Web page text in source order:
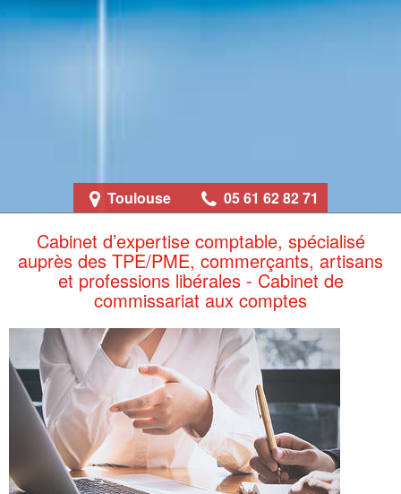
Toulouse 05 61 62 82 71
Cabinet d’expertise comptable, spécialisé
auprès des TPE/PME, commerçants, artisans
et professions libérales - Cabinet de
commissariat aux comptes